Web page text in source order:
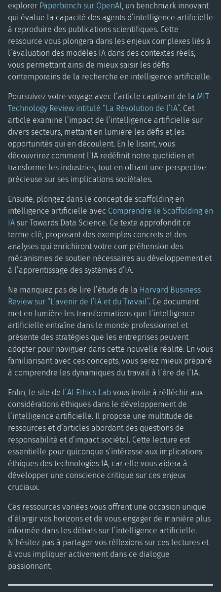
explorer Paperbench sur OpenAI , un benchmark innovant
qui évalue la capacité des agents d’intelligence artificielle
à reproduire des publications scientifiques. Cette
ressource vous plongera dans les enjeux complexes liés à
l’évaluation des modèles IA dans des contextes réels,
vous permettant ainsi de mieux saisir les défis
contemporains de la recherche en intelligence artificielle.
Poursuivez votre voyage avec l’article captivant de la MIT
Technology Review intitulé “La Révolution de l’IA”. Cet
article examine l’impact de l’intelligence artificielle sur
divers secteurs, mettant en lumière les défis et les
opportunités qui en découlent. En le lisant, vous
découvrirez comment l’IA redéfinit notre quotidien et
transforme les industries, tout en offrant une perspective
précieuse sur ses implications sociétales.
Ensuite, plongez dans le concept de scaffolding en
intelligence artificielle avec Comprendre le Scaffolding en
IA sur Towards Data Science. Ce texte approfondit ce
terme clé, proposant des exemples concrets et des
analyses qui enrichiront votre compréhension des
mécanismes de soutien nécessaires au développement et
à l’apprentissage des systèmes d’IA.
Ne manquez pas de lire l’étude de la Harvard Business
Review sur “L’avenir de l’IA et du Travail”. Ce document
met en lumière les transformations que l’intelligence
artificielle entraîne dans le monde professionnel et
présente des stratégies que les entreprises peuvent
adopter pour naviguer dans cette nouvelle réalité. En vous
familiarisant avec ces concepts, vous serez mieux préparé
à comprendre les dynamiques du travail à l’ère de l’IA.
Enfin, le site de l’AI Ethics Lab vous invite à réfléchir aux
considérations éthiques dans le développement de
l’intelligence artificielle. Il propose une multitude de
ressources et d’articles abordant des questions de
responsabilité et d’impact sociétal. Cette lecture est
essentielle pour quiconque s’intéresse aux implications
éthiques des technologies IA, car elle vous aidera à
développer une conscience critique sur ces enjeux
cruciaux.
Ces ressources variées vous offrent une occasion unique
d’élargir vos horizons et de vous engager de manière plus
informée dans les débats sur l’intelligence artificielle.
N’hésitez pas à partager vos réflexions sur ces lectures et
à vous impliquer activement dans ce dialogue
passionnant.